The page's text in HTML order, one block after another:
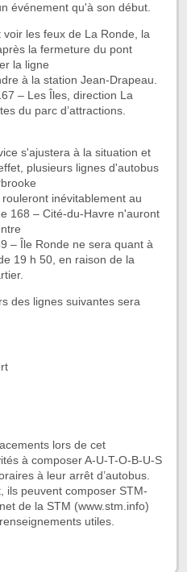
événement qu'à son début.
les feux de La Ronde, la
la fermeture du pont
la ligne
à la station Jean-Drapeau.
– Les Îles, direction La
du parc d’attractions.
s'ajustera à la situation et
plusieurs lignes d'autobus
inévitablement au
168 – Cité-du-Havre n'auront
– Île Ronde ne sera quant à
19 h 50, en raison de la
des lignes suivantes sera
lors de cet
à composer A-U-T-O-B-U-S
à leur arrêt d’autobus.
ils peuvent composer STM-
de la STM (www.stm.info)
utiles.